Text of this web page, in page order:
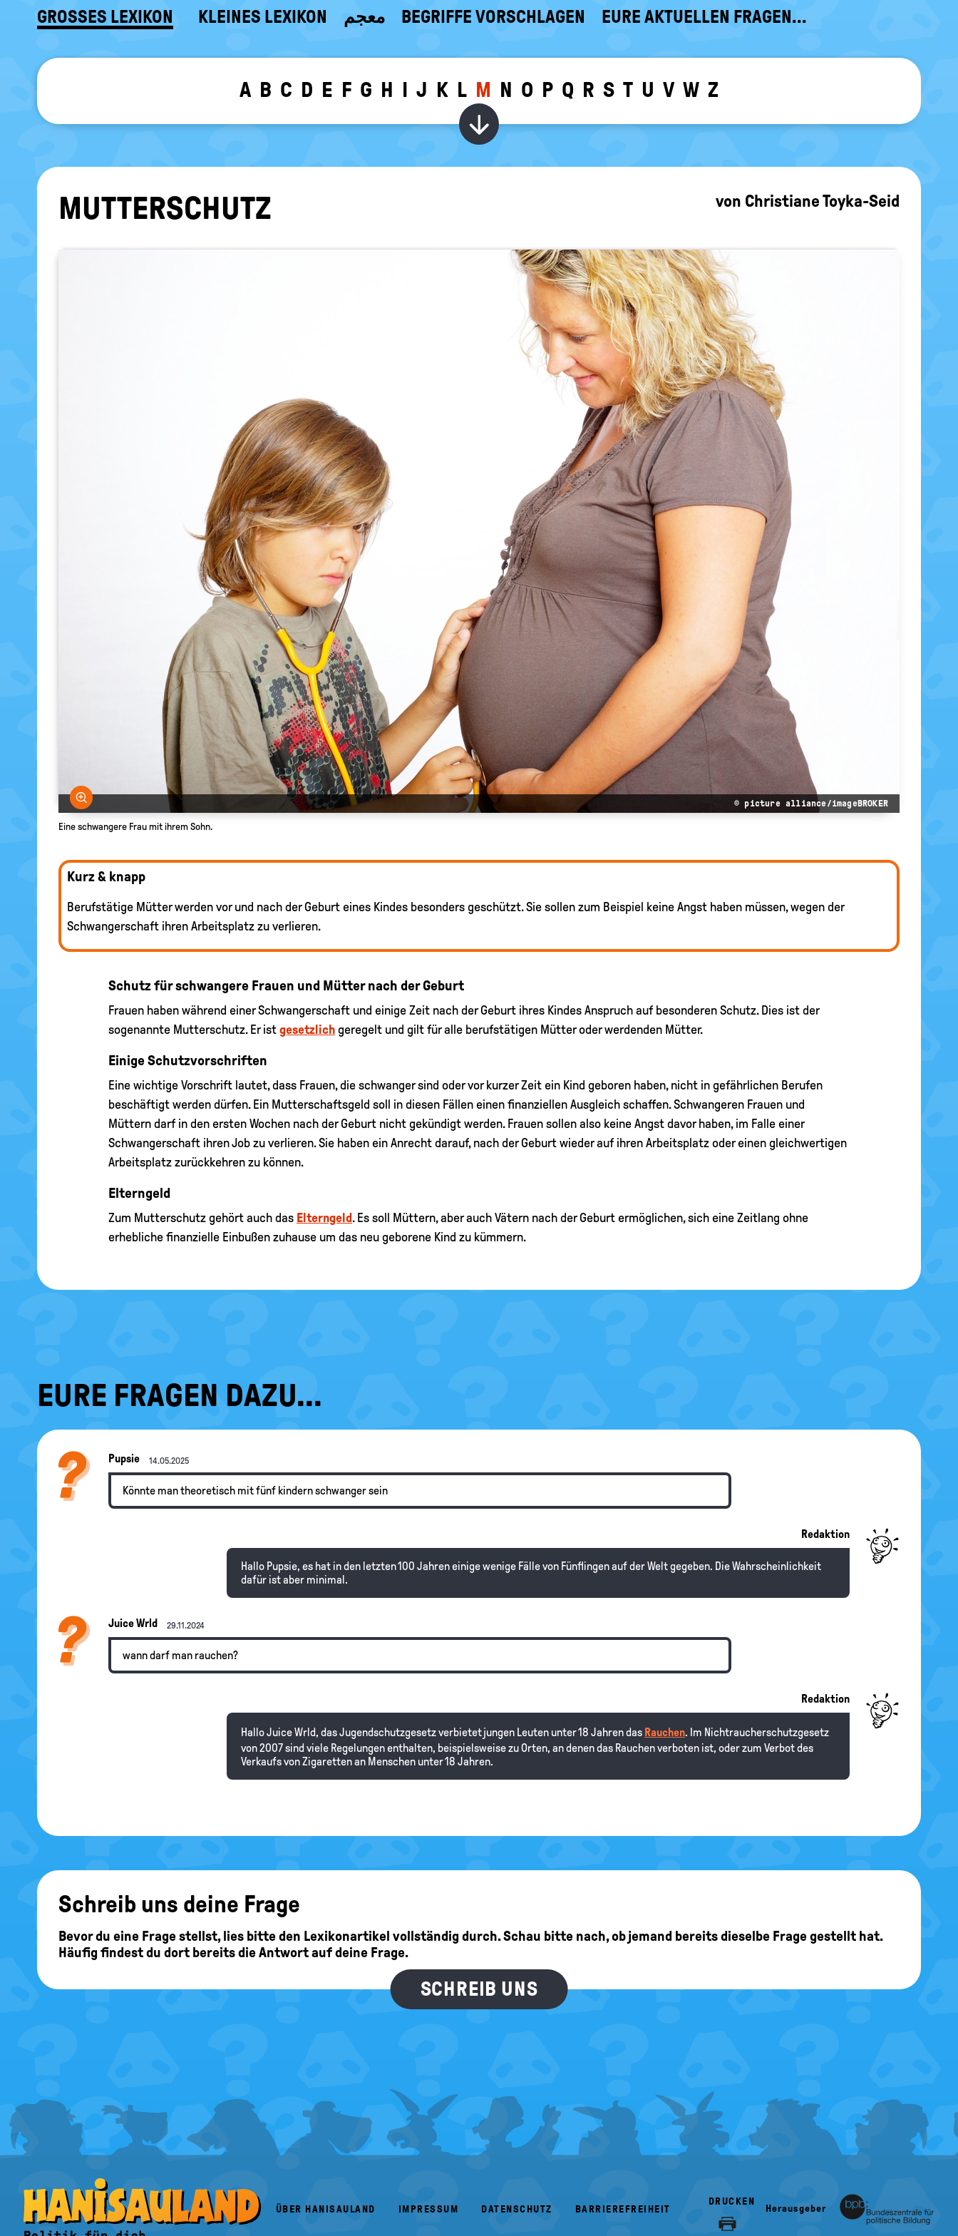
GROSSES LEXIKON KLEINES LEXIKON معجم BEGRIFFE VORSCHLAGEN EURE AKTUELLEN FRAGEN...
A B C D E F G H I J K L M N O P Q R S T U V W Z
Wörter zu dem gewählten Buchstaben ein-/
MUT­TER­SCHUTZ von Christiane Toyka-Seid
Bild vergrößern
© picture alliance/imageBROKER
Eine schwangere Frau mit ihrem Sohn.
Kurz & knapp
Berufstätige Mütter werden vor und nach der Geburt eines Kindes besonders geschützt. Sie sollen zum Beispiel keine Angst haben müssen, wegen der
Schwangerschaft ihren Arbeitsplatz zu verlieren.
Schutz für schwangere Frauen und Mütter nach der Geburt
Frauen haben während einer Schwangerschaft und einige Zeit nach der Geburt ihres Kindes Anspruch auf besonderen Schutz. Dies ist der
sogenannte Mutterschutz. Er ist gesetzlich geregelt und gilt für alle berufstätigen Mütter oder werdenden Mütter.
Einige Schutzvorschriften
Eine wichtige Vorschrift lautet, dass Frauen, die schwanger sind oder vor kurzer Zeit ein Kind geboren haben, nicht in gefährlichen Berufen
beschäftigt werden dürfen. Ein Mutterschaftsgeld soll in diesen Fällen einen finanziellen Ausgleich schaffen. Schwangeren Frauen und
Müttern darf in den ersten Wochen nach der Geburt nicht gekündigt werden. Frauen sollen also keine Angst davor haben, im Falle einer
Schwangerschaft ihren Job zu verlieren. Sie haben ein Anrecht darauf, nach der Geburt wieder auf ihren Arbeitsplatz oder einen gleichwertigen
Arbeitsplatz zurückkehren zu können.
Elterngeld
Zum Mutterschutz gehört auch das Elterngeld. Es soll Müttern, aber auch Vätern nach der Geburt ermöglichen, sich eine Zeitlang ohne
erhebliche finanzielle Einbußen zuhause um das neu geborene Kind zu kümmern.
EURE FRAGEN DAZU...
Pupsie 14.05.2025
Könnte man theoretisch mit fünf kindern schwanger sein
Redaktion
Hallo Pupsie, es hat in den letzten 100 Jahren einige wenige Fälle von Fünflingen auf der Welt gegeben. Die Wahrscheinlichkeit
dafür ist aber minimal.
Juice Wrld 29.11.2024
wann darf man rauchen?
Redaktion
Hallo Juice Wrld, das Jugendschutzgesetz verbietet jungen Leuten unter 18 Jahren das Rauchen. Im Nichtraucherschutzgesetz
von 2007 sind viele Regelungen enthalten, beispielsweise zu Orten, an denen das Rauchen verboten ist, oder zum Verbot des
Verkaufs von Zigaretten an Menschen unter 18 Jahren.
Schreib uns deine Frage
Bevor du eine Frage stellst, lies bitte den Lexikonartikel vollständig durch. Schau bitte nach, ob jemand bereits dieselbe Frage gestellt hat.
Häufig findest du dort bereits die Antwort auf deine Frage.
SCHREIB UNS
FOOTER
MENU
ÜBER HANISAULAND IMPRESSUM DATENSCHUTZ BARRIEREFREIHEIT
DRUCKEN
Herausgeber